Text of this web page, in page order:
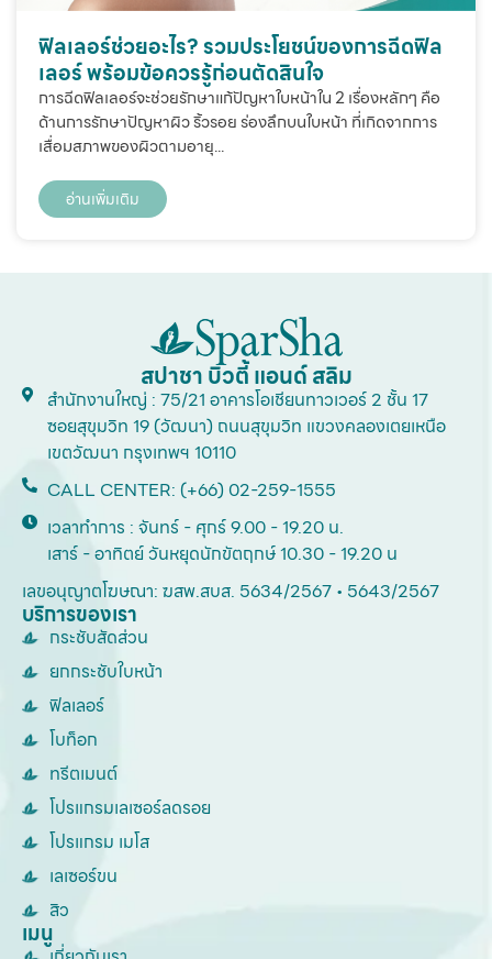
ฟิลเลอร์ช่วยอะไร? รวมประโยชน์ของการฉีดฟิล
เลอร์ พร้อมข้อควรรู้ก่อนตัดสินใจ
การฉีดฟิลเลอร์จะช่วยรักษาแก้ปัญหาใบหน้าใน 2 เรื่องหลักๆ คือ
ด้านการรักษาปัญหาผิว ริ้วรอย ร่องลึกบนใบหน้า ที่เกิดจากการ
เสื่อมสภาพของผิวตามอายุ...
อ่านเพิ่มเติม
สปาชา บิวตี้ แอนด์ สลิม
สำนักงานใหญ่ : 75/21 อาคารโอเชียนทาวเวอร์ 2 ชั้น 17
ซอยสุขุมวิท 19 (วัฒนา) ถนนสุขุมวิท แขวงคลองเตยเหนือ
เขตวัฒนา กรุงเทพฯ 10110
CALL CENTER: (+66) 02-259-1555
เวลาทำการ : จันทร์ - ศุกร์ 9.00 - 19.20 น.
เสาร์ - อาทิตย์ วันหยุดนักขัตฤกษ์ 10.30 - 19.20 น
เลขอนุญาตโฆษณา: ฆสพ.สบส. 5634/2567 • 5643/2567
บริการของเรา
กระชับสัดส่วน
ยกกระชับใบหน้า
ฟิลเลอร์
โบท็อก
ทรีตเมนต์
โปรแกรมเลเซอร์ลดรอย
โปรแกรม เมโส
เลเซอร์ขน
สิว
เมนู